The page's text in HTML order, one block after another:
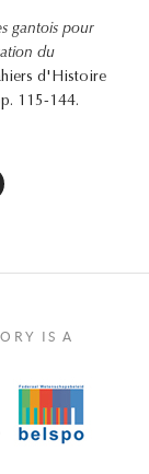
gantois pour
du
d'Histoire
115-144.
IS A